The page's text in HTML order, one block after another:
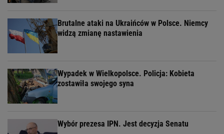
Brutalne ataki na Ukraińców w Polsce. Niemcy
widzą zmianę nastawienia
Wypadek w Wielkopolsce. Policja: Kobieta
zostawiła swojego syna
Wybór prezesa IPN. Jest decyzja Senatu